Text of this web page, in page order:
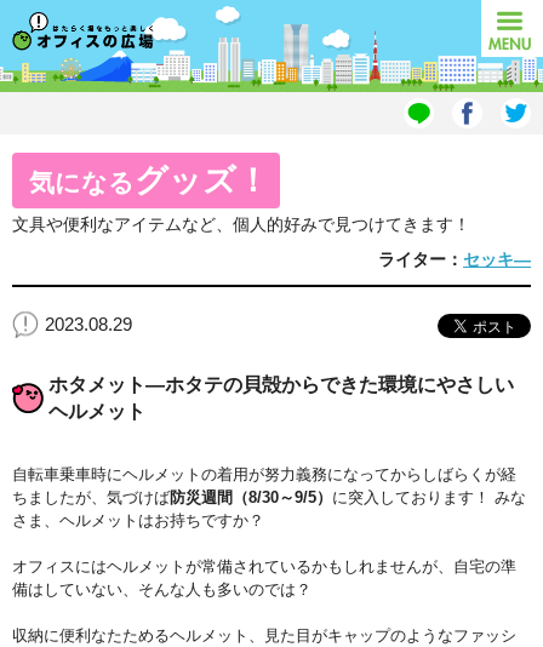
オフィスの広場 MENU
気になる グッズ！
文具や便利なアイテムなど、個人的好みで見つけてきます！
ライター： セッキ―
2023.08.29
ホタメット―ホタテの貝殻からできた環境にやさしい
ヘルメット
自転車乗車時にヘルメットの着用が努力義務になってからしばらくが経
ちましたが、気づけば防災週間（8/30～9/5） に突入しております！ みな
さま、ヘルメットはお持ちですか？
オフィスにはヘルメットが常備されているかもしれませんが、自宅の準
備はしていない、そんな人も多いのでは？
収納に便利なたためるヘルメット、見た目がキャップのようなファッシ